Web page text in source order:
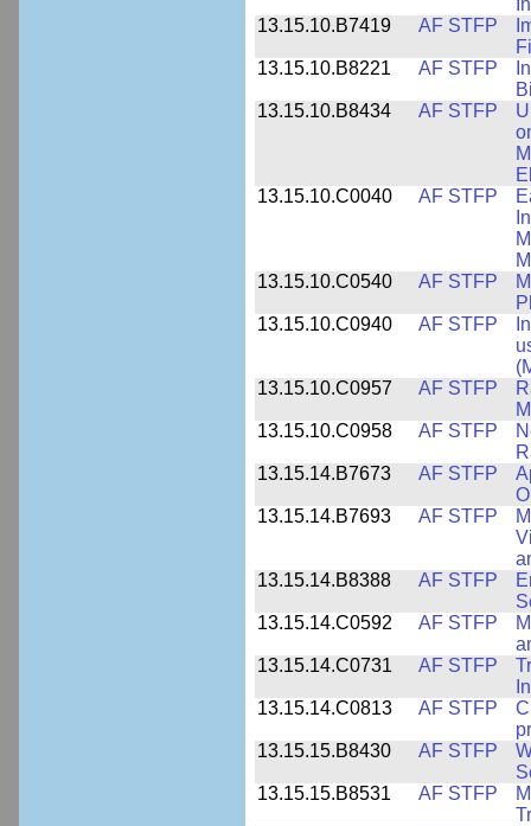
13.15.10.B7419
AF STFP
13.15.10.B8221
AF STFP
13.15.10.B8434
AF STFP
13.15.10.C0040
AF STFP
13.15.10.C0540
AF STFP
13.15.10.C0940
AF STFP
13.15.10.C0957
AF STFP
13.15.10.C0958
AF STFP
13.15.14.B7673
AF STFP
13.15.14.B7693
AF STFP
13.15.14.B8388
AF STFP
13.15.14.C0592
AF STFP
13.15.14.C0731
AF STFP
13.15.14.C0813
AF STFP
13.15.15.B8430
AF STFP
13.15.15.B8531
AF STFP